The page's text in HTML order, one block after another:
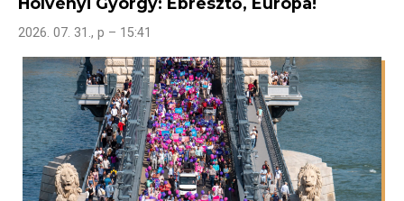
2026. 07. 31., p – 15:41